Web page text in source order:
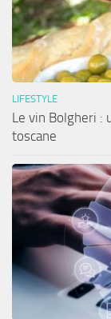
LIFESTYLE
Le vin Bolgheri :
toscane